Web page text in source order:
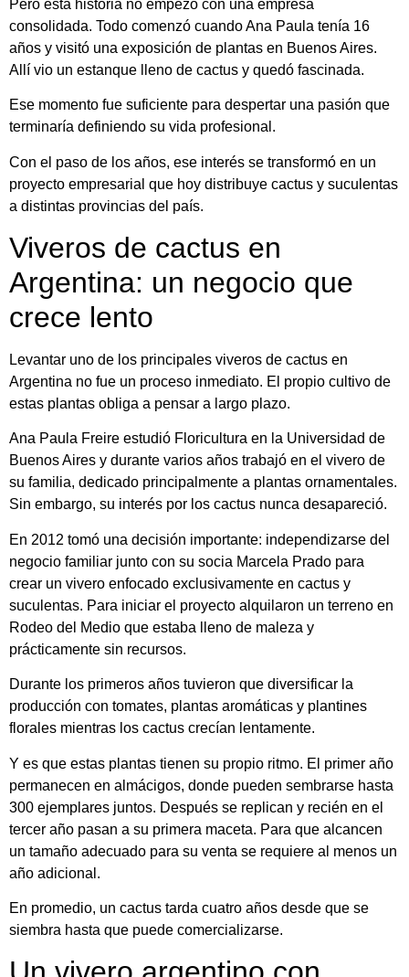
Pero esta historia no empezó con una empresa
consolidada. Todo comenzó cuando Ana Paula tenía 16
años y visitó una exposición de plantas en Buenos Aires.
Allí vio un estanque lleno de cactus y quedó fascinada.
Ese momento fue suficiente para despertar una pasión que
terminaría definiendo su vida profesional.
Con el paso de los años, ese interés se transformó en un
proyecto empresarial que hoy distribuye cactus y suculentas
a distintas provincias del país.
Viveros de cactus en
Argentina: un negocio que
crece lento
Levantar uno de los principales viveros de cactus en
Argentina no fue un proceso inmediato. El propio cultivo de
estas plantas obliga a pensar a largo plazo.
Ana Paula Freire estudió Floricultura en la Universidad de
Buenos Aires y durante varios años trabajó en el vivero de
su familia, dedicado principalmente a plantas ornamentales.
Sin embargo, su interés por los cactus nunca desapareció.
En 2012 tomó una decisión importante: independizarse del
negocio familiar junto con su socia Marcela Prado para
crear un vivero enfocado exclusivamente en cactus y
suculentas. Para iniciar el proyecto alquilaron un terreno en
Rodeo del Medio que estaba lleno de maleza y
prácticamente sin recursos.
Durante los primeros años tuvieron que diversificar la
producción con tomates, plantas aromáticas y plantines
florales mientras los cactus crecían lentamente.
Y es que estas plantas tienen su propio ritmo. El primer año
permanecen en almácigos, donde pueden sembrarse hasta
300 ejemplares juntos. Después se replican y recién en el
tercer año pasan a su primera maceta. Para que alcancen
un tamaño adecuado para su venta se requiere al menos un
año adicional.
En promedio, un cactus tarda cuatro años desde que se
siembra hasta que puede comercializarse.